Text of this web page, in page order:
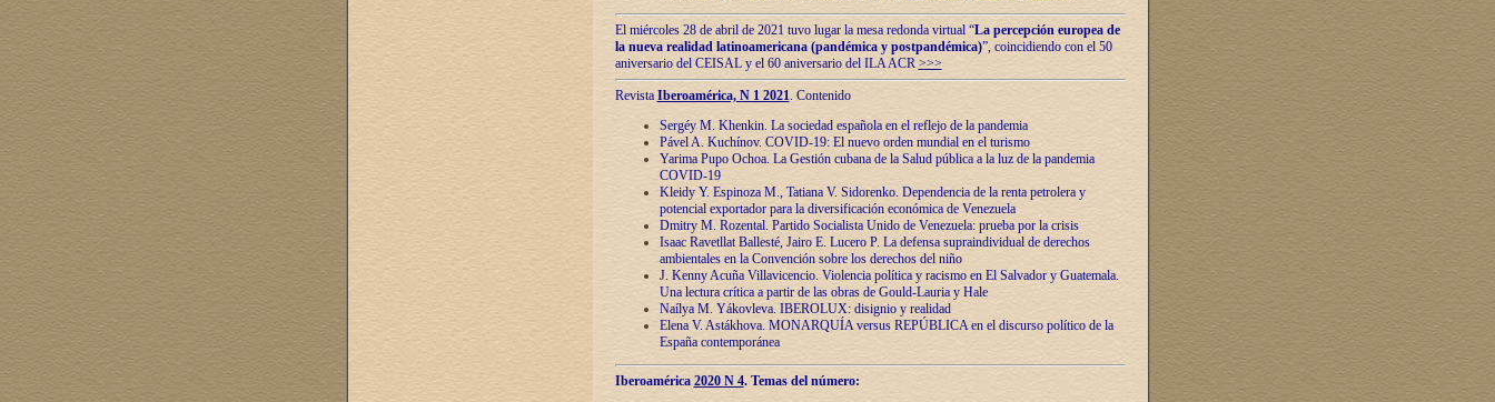
El miércoles 28 de abril de 2021 tuvo lugar la mesa redonda virtual “La percepción europea de
la nueva realidad latinoamericana (pandémica y postpandémica)”, coincidiendo con el 50
aniversario del CEISAL y el 60 aniversario del ILA ACR >>>
Revista Iberoamérica, N 1 2021. Contenido
Sergéy M. Khenkin. La sociedad española en el reflejo de la pandemia
Pável A. Kuchínov. COVID-19: El nuevo orden mundial en el turismo
Yarima Pupo Ochoa. La Gestión cubana de la Salud pública a la luz de la pandemia
COVID-19
Kleidy Y. Espinoza M., Tatiana V. Sidorenko. Dependencia de la renta petrolera y
potencial exportador para la diversificación económica de Venezuela
Dmitry M. Rozental. Partido Socialista Unido de Venezuela: prueba por la crisis
Isaac Ravetllat Ballesté, Jairo E. Lucero P. La defensa supraindividual de derechos
ambientales en la Convención sobre los derechos del niño
J. Kenny Acuña Villavicencio. Violencia política y racismo en El Salvador y Guatemala.
Una lectura crítica a partir de las obras de Gould-Lauria y Hale
Naílya M. Yákovleva. IBEROLUX: disignio y realidad
Elena V. Astákhova. MONARQUÍA versus REPÚBLICA en el discurso político de la
España contemporánea
Iberoamérica 2020 N 4. Temas del número: